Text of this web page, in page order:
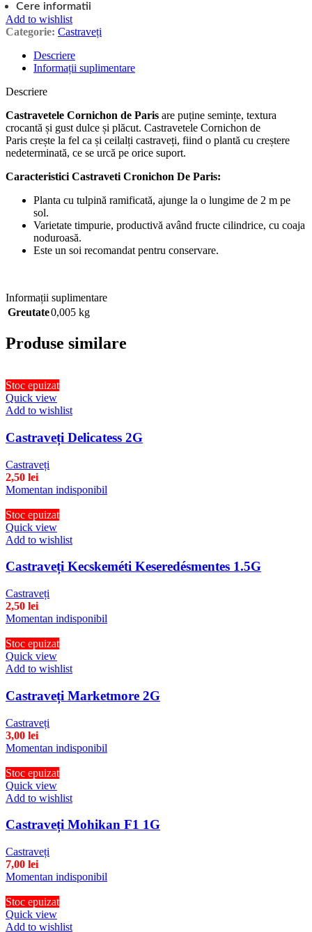
Cere informatii
Add to wishlist
Categorie: Castraveți
Descriere
Informații suplimentare
Descriere
Castravetele Cornichon de Paris are puține semințe, textura
crocantă și gust dulce și plăcut. Castravetele Cornichon de
Paris crește la fel ca și ceilalți castraveți, fiind o plantă cu creștere
nedeterminată, ce se urcă pe orice suport.
Caracteristici Castraveti Cronichon De Paris:
Planta cu tulpină ramificată, ajunge la o lungime de 2 m pe
sol.
Varietate timpurie, productivă având fructe cilindrice, cu coaja
noduroasă.
Este un soi recomandat pentru conservare.
Informații suplimentare
Greutate0,005 kg
Produse similare
Stoc epuizat
Quick view
Add to wishlist
Castraveți Delicatess 2G
Castraveți
2,50 lei
Momentan indisponibil
Stoc epuizat
Quick view
Add to wishlist
Castraveți Kecskeméti Keseredésmentes 1.5G
Castraveți
2,50 lei
Momentan indisponibil
Stoc epuizat
Quick view
Add to wishlist
Castraveți Marketmore 2G
Castraveți
3,00 lei
Momentan indisponibil
Stoc epuizat
Quick view
Add to wishlist
Castraveți Mohikan F1 1G
Castraveți
7,00 lei
Momentan indisponibil
Stoc epuizat
Quick view
Add to wishlist